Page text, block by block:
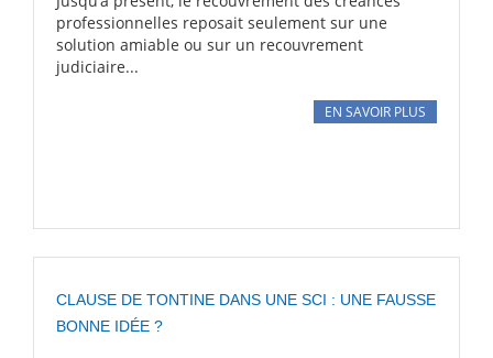
professionnelles reposait seulement sur une
solution amiable ou sur un recouvrement
judiciaire...
EN SAVOIR PLUS
CLAUSE DE TONTINE DANS UNE SCI : UNE FAUSSE
BONNE IDÉE ?